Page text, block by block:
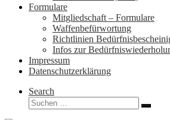
Formulare
Mitgliedschaft – Formulare
Waffenbefürwortung
Richtlinien
Infos zur
Impressum
Datenschutzerklärung
Search
Suche